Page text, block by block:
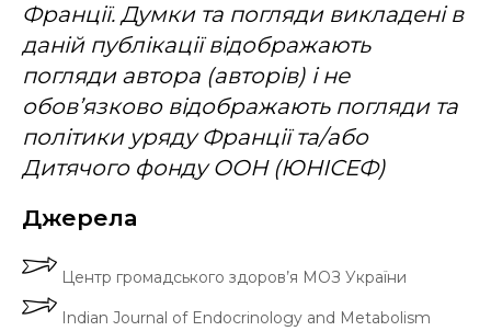
Франції. Думки та погляди викладені в
даній публікації відображають
погляди автора (авторів) і не
обов’язково відображають погляди та
політики уряду Франції та/або
Дитячого фонду ООН (ЮНІСЕФ)
Джерела
Центр громадського здоров’я МОЗ України
Indian Journal of Endocrinology and Metabolism